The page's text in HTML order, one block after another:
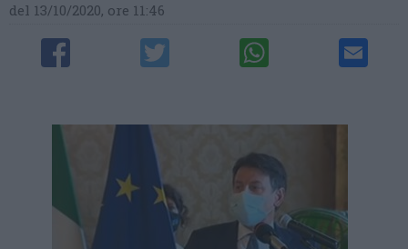
del 13/10/2020, ore 11:46